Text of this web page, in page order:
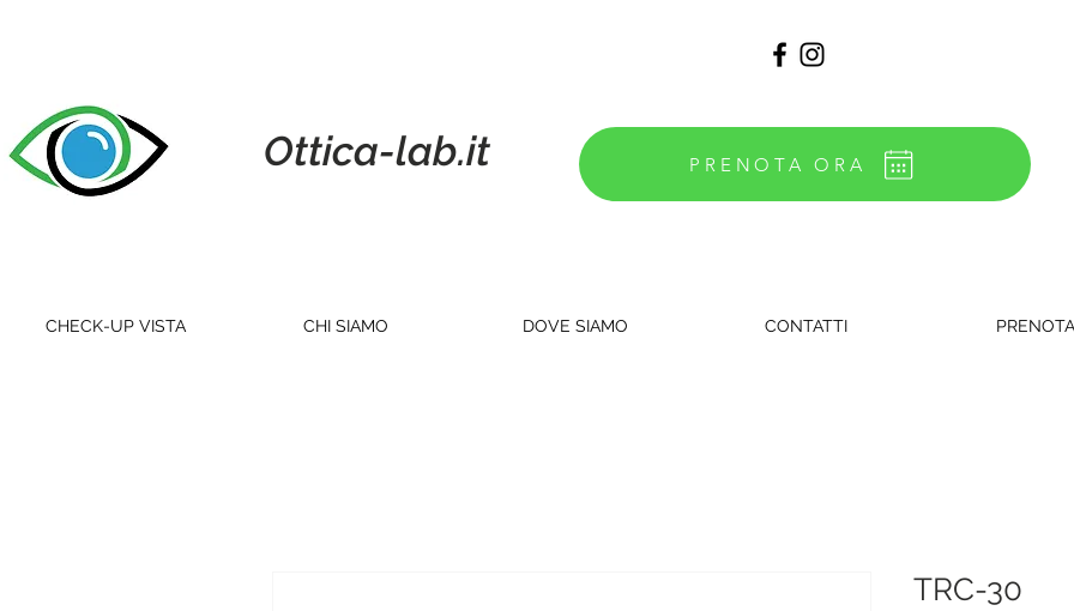
Ottica-lab.it PRENOTA ORA
CHECK-UP VISTA CHI SIAMO DOVE SIAMO CONTATTI PRENOTA
TRC-30